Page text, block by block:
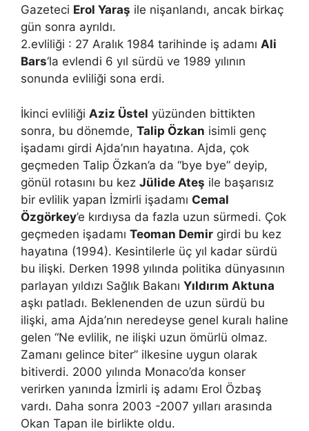
Gazeteci Erol Yaraş ile nişanlandı, ancak birkaç
gün sonra ayrıldı.
2.evliliği : 27 Aralık 1984 tarihinde iş adamı Ali
Bars‘la evlendi 6 yıl sürdü ve 1989 yılının
sonunda evliliği sona erdi.
İkinci evliliği Aziz Üstel yüzünden bittikten
sonra, bu dönemde, Talip Özkan isimli genç
işadamı girdi Ajda’nın hayatına. Ajda, çok
geçmeden Talip Özkan’a da “bye bye” deyip,
gönül rotasını bu kez Jülide Ateş ile başarısız
bir evlilik yapan İzmirli işadamı Cemal
Özgörkey’e kırdıysa da fazla uzun sürmedi. Çok
geçmeden işadamı Teoman Demir girdi bu kez
hayatına (1994). Kesintilerle üç yıl kadar sürdü
bu ilişki. Derken 1998 yılında politika dünyasının
parlayan yıldızı Sağlık Bakanı Yıldırım Aktuna
aşkı patladı. Beklenenden de uzun sürdü bu
ilişki, ama Ajda’nın neredeyse genel kuralı haline
gelen “Ne evlilik, ne ilişki uzun ömürlü olmaz.
Zamanı gelince biter” ilkesine uygun olarak
bitiverdi. 2000 yılında Monaco’da konser
verirken yanında İzmirli iş adamı Erol Özbaş
vardı. Daha sonra 2003 -2007 yılları arasında
Okan Tapan ile birlikte oldu.